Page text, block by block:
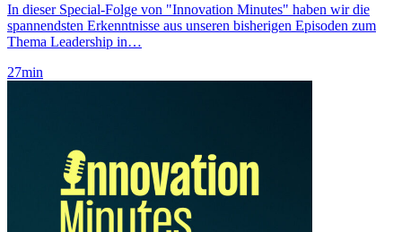
In dieser Special-Folge von "Innovation Minutes" haben wir die
spannendsten Erkenntnisse aus unseren bisherigen Episoden zum
Thema Leadership in…
27min